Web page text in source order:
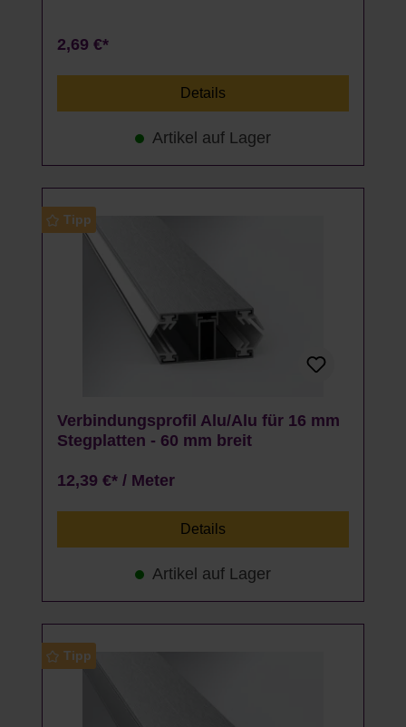
2,69 €*
Details
Artikel auf Lager
Tipp
Verbindungsprofil Alu/Alu für 16 mm
Stegplatten - 60 mm breit
12,39 €* / Meter
Details
Artikel auf Lager
Tipp